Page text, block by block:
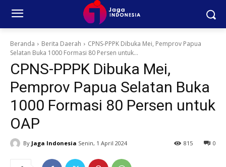
Beranda Berita Daerah
CPNS-PPPK Dibuka Mei, Pemprov Papua
Selatan Buka 1000 Formasi 80 Persen untuk...
CPNS-PPPK Dibuka Mei,
Pemprov Papua Selatan Buka
1000 Formasi 80 Persen untuk
OAP
By Jaga Indonesia Senin, 1 April 2024 0
815